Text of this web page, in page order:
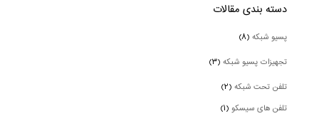
دسته بندی‌ مقالات
پسیو شبکه(۸)
تجهیزات پسیو شبکه(۳)
تلفن تحت شبکه(۲)
تلفن های سیسکو(۱)